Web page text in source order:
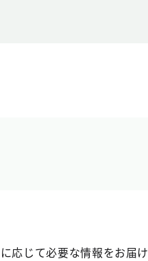
応じて必要な情報をお届け